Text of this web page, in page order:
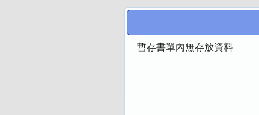
暫存書單內無存放資料